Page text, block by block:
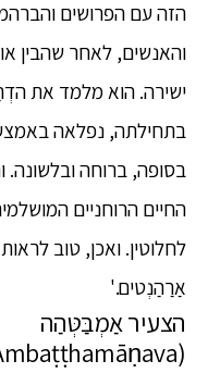
הזה עם הפרושים
והאנשים, לאחר שהבין
ישירה. הוא מלמד את
בתחילתה, נפלאה
בסופה, ברוחה ובלשונה.
החיים הרוחניים
לחלוטין. ואכן, טוב
אַרַהַנְטים.'
הצעיר אַמְבַּטְּהַה
(Ambaṭṭhamāṇava)